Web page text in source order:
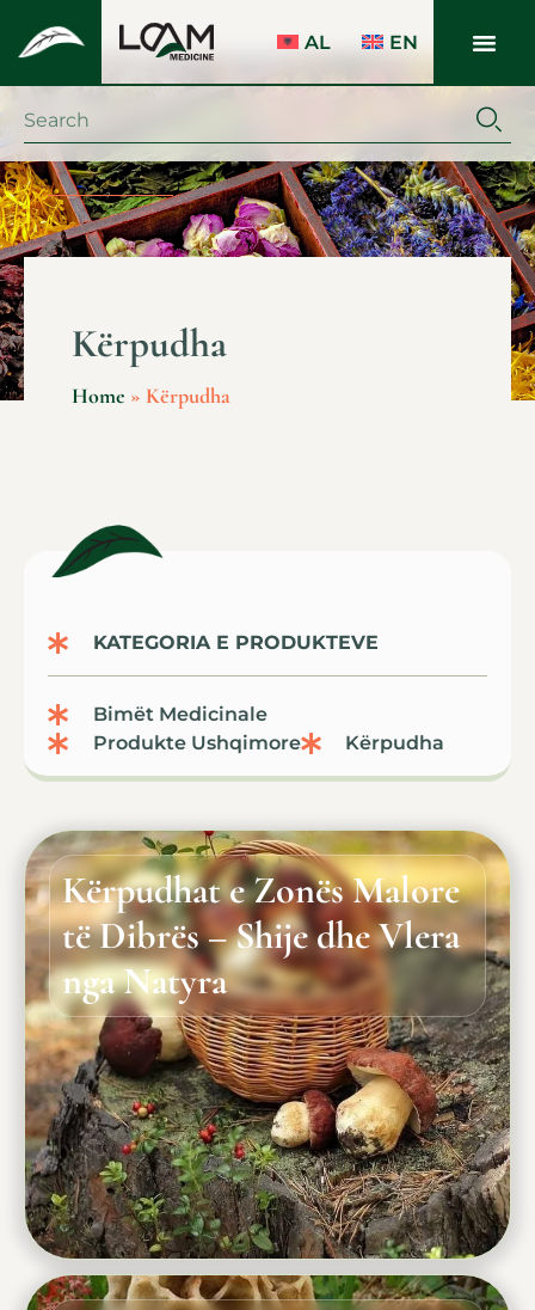
AL EN
Kërpudha
Home » Kërpudha
KATEGORIA E PRODUKTEVE
Bimët Medicinale
Produkte Ushqimore
Kërpudha
Kërpudhat e Zonës Malore
të Dibrës – Shije dhe Vlera
nga Natyra